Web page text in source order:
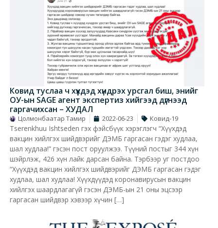
Ковид туслаа ч хүүхдэд хүндрэх урсгал биш, энийг
ОУ-ын SAGE агент экспертиз хийгээд дүгнээд
гаргачихсан – ХУДАЛ
Цолмонбаатар Тамир 2022-06-23 Ковид-19
Tserenkhuu Ishtseden гэх фэйсбүүк хэрэглэгч “Хүүхдэд
вакцин хийлгэх шийдвэрийг ДЭМБ гаргасан гэдэг худлаа,
шал худлаа!” гэсэн пост оруулжээ. Түүний постыг 344 хүн
шэйрлэж, 426 хүн лайк дарсан байна. Тэрбээр уг постдоо
“Хүүхдэд вакцин хийлгэх шийдвэрийг ДЭМБ гаргасан гэдэг
худлаа, шал худлаа! Хүүхдүүдэд коронавирусын вакцин
хийлгэх шаардлагагүй гэсэн ДЭМБ-ын 21 оны эцсээр
гаргасан шийдвэр хэвээр хүчин […]